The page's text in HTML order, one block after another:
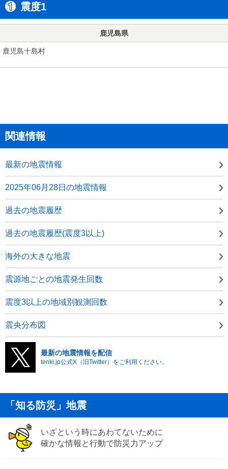
震度1
鹿児島県
鹿児島十島村
関連情報
最新の地震情報
2025年06月28日の地震情報
過去の地震履歴
過去の地震履歴(震度3以上)
海外の大きな地震
震源地ごとの地震発生回数
震度3以上の地域別観測回数
震央分布図
最新の地震情報を配信
tenki.jp公式X（旧Twitter）をご利用ください。
「知る防災」地震
いざという時にあわてないために
確かな情報と行動で防災力アップ